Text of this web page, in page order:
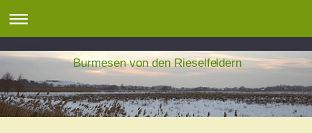
Burmesen von den Rieselfeldern